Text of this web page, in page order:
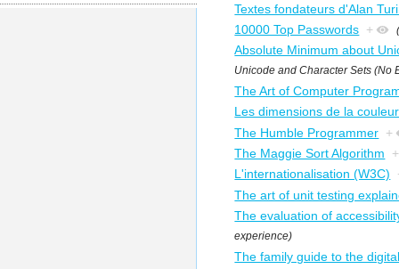
Textes fondateurs d'Alan
10000 Top Passwords +
Absolute Minimum about
Unicode and Character Sets (No
The Art of Computer
Les dimensions de la
The Humble Programmer +
The Maggie Sort Algorithm
+
L'internationalisation (W3C)
The art of unit testing
The evaluation of
experience)
The family guide to the